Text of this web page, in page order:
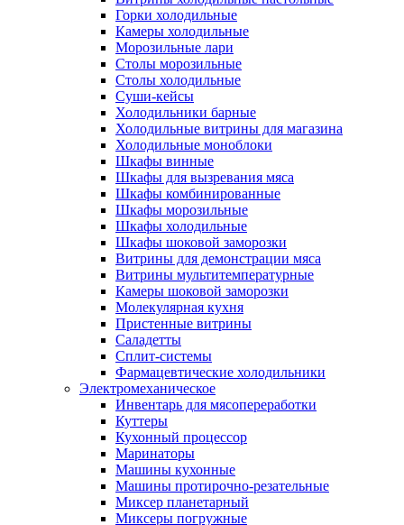
Горки холодильные
Камеры холодильные
Морозильные лари
Столы морозильные
Столы холодильные
Суши-кейсы
Холодильники барные
Холодильные витрины для магазина
Холодильные моноблоки
Шкафы винные
Шкафы для вызревания мяса
Шкафы комбинированные
Шкафы морозильные
Шкафы холодильные
Шкафы шоковой заморозки
Витрины для демонстрации мяса
Витрины мультитемпературные
Камеры шоковой заморозки
Молекулярная кухня
Пристенные витрины
Саладетты
Сплит-системы
Фармацевтические холодильники
Электромеханическое
Инвентарь для мясопереработки
Куттеры
Кухонный процессор
Маринаторы
Машины кухонные
Машины протирочно-резательные
Миксер планетарный
Миксеры погружные